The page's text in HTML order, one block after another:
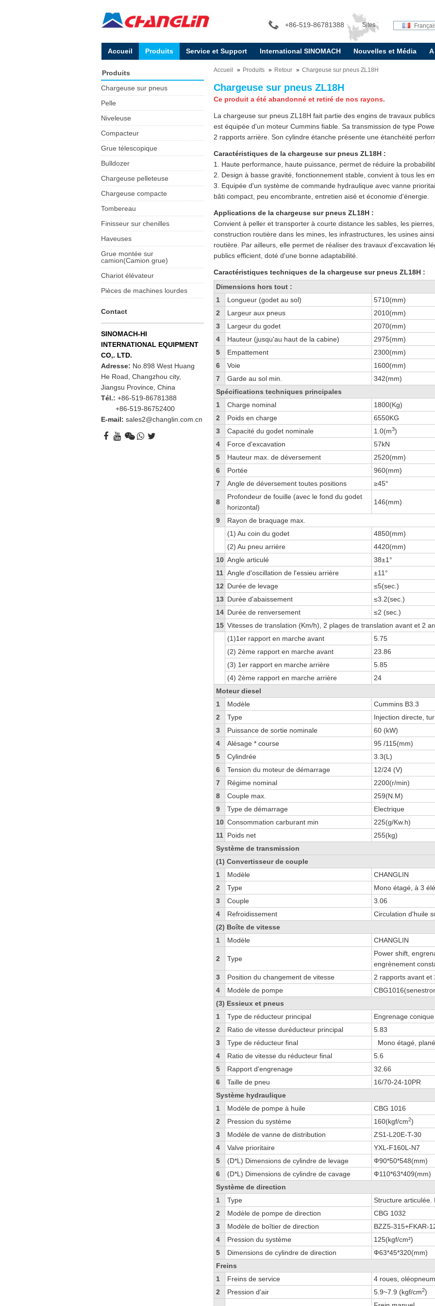
+86-519-86781388 Sites
internationaux:
Accueil Produits Service et Support International SINOMACH Nouvelles et Média
Accueil Produits Retour Chargeuse sur pneus ZL18H
Chargeuse sur pneus ZL18H
Ce produit a été abandonné et retiré de nos rayons.
La chargeuse sur pneus ZL18H fait partie des engins de travaux
est équipée d'un moteur Cummins fiable. Sa transmission de type
2 rapports arrière. Son cylindre étanche présente une étanchéité
Caractéristiques de la chargeuse sur pneus ZL18H :
1. Haute performance, haute puissance, permet de réduire la
2. Design à basse gravité, fonctionnement stable, convient à tous les
3. Equipée d'un système de commande hydraulique avec vanne
bâti compact, peu encombrante, entretien aisé et économie d'énergie.
Applications de la chargeuse sur pneus ZL18H :
Convient à peller et transporter à courte distance les sables, les
construction routière dans les mines, les infrastructures, les usines
routière. Par ailleurs, elle permet de réaliser des travaux d'excavation
publics efficient, doté d'une bonne adaptabilité.
Caractéristiques techniques de la chargeuse sur pneus ZL18H :
Dimensions hors tout :
1
Longueur (godet au sol)
5710(mm)
2
Largeur aux pneus
2010(mm)
3
Largeur du godet
2070(mm)
4
Hauteur (jusqu'au haut de la cabine)
2975(mm)
5
Empattement
2300(mm)
6
Voie
1600(mm)
7
Garde au sol min.
342(mm)
Spécifications techniques principales
1
Charge nominal
1800(Kg)
2
Poids en charge
6550KG
3
Capacité du godet nominale 1.0(m3)
4
Force d'excavation
57kN
5
Hauteur max. de déversement
2520(mm)
6
Portée
960(mm)
7
Angle de déversement toutes positions ≥45°
8
Profondeur de fouille (avec le fond du godet
horizontal)
146(mm)
9
Rayon de braquage max.
(1) Au coin du godet
4850(mm)
(2) Au pneu arrière
4420(mm)
10 Angle articulé
38±1°
11 Angle d'oscillation de l'essieu arrière
±11°
12 Durée de levage
≤5(sec.)
13 Durée d'abaissement
≤3.2(sec.)
14 Durée de renversement
≤2 (sec.)
15 Vitesses de translation (Km/h), 2 plages de translation avant et 2
(1)1er rapport en marche avant
5.75
(2) 2ème rapport en marche avant
23.86
(3) 1er rapport en marche arrière
5.85
(4) 2ème rapport en marche arrière
24
Moteur diesel
1
Modèle
Cummins B3.3
2
Type
Injection directe,
3
Puissance de sortie nominale
60 (kW)
4
Alésage * course
95 /115(mm)
5
Cylindrée
3.3(L)
6
Tension du moteur de démarrage
12/24 (V)
7
Régime nominal
2200(r/min)
8
Couple max.
259(N.M)
9
Type de démarrage
Electrique
10 Consommation carburant min
225(g/Kw.h)
11 Poids net
255(kg)
Système de transmission
(1) Convertisseur de couple
1
Modèle
CHANGLIN
2
Type
Mono étagé, à 3
3
Couple
3.06
4
Refroidissement
Circulation d'huile
(2) Boîte de vitesse
1
Modèle CHANGLIN
2 Type
Power shift,
engrènement
3
Position du changement de vitesse
2 rapports avant et
4
Modèle de pompe
(3) Essieux et pneus
1
Type de réducteur principal
Engrenage
2
Ratio de vitesse duréducteur principal
5.83
3
Type de réducteur final
Mono étagé,
4
Ratio de vitesse du réducteur final
5.6
5
Rapport d'engrenage
32.66
6
Taille de pneu
16/70-24-10PR
Système hydraulique
1
Modèle de pompe à huile
CBG 1016
2
Pression du système 160(kgf/cm2)
3
Modèle de vanne de distribution
ZS1-L20E-T-30
4
Valve prioritaire
YXL-F160L-N7
5
(D*L) Dimensions de cylindre de levage
Ф90*50*548(mm)
6
(D*L) Dimensions de cylindre de cavage
Ф110*63*409(mm)
Système de direction
1
Type
Structure articulée.
2
Modèle de pompe de direction
CBG 1032
3
Modèle de boîtier de direction
BZZ5-315+FKAR-
4
Pression du système
125(kgf/cm²)
5
Dimensions de cylindre de direction
Ф63*45*320(mm)
Freins
1
Freins de service
4 roues,
2
Pression d'air 5.9~7.9 (kgf/cm2)
Produits
Chargeuse sur pneus
Pelle
Niveleuse
Compacteur
Grue télescopique
Bulldozer
Chargeuse pelleteuse
Chargeuse compacte
Tombereau
Finisseur sur chenilles
Haveuses
Grue montée sur
camion(Camion grue)
Chariot élévateur
Pièces de machines lourdes
Contact
SINOMACH-HI
INTERNATIONAL EQUIPMENT
CO,. LTD.
Adresse: No.898 West Huang
He Road, Changzhou city,
Jiangsu Province, China
Tél.: +86-519-86781388
+86-519-86752400
E-mail:sales2@changlin.com.cn